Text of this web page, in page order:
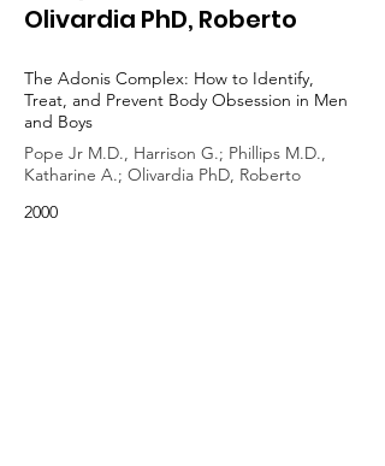
Olivardia PhD, Roberto
The Adonis Complex: How to Identify,
Treat, and Prevent Body Obsession in Men
and Boys
Pope Jr M.D., Harrison G.; Phillips M.D.,
Katharine A.; Olivardia PhD, Roberto
2000